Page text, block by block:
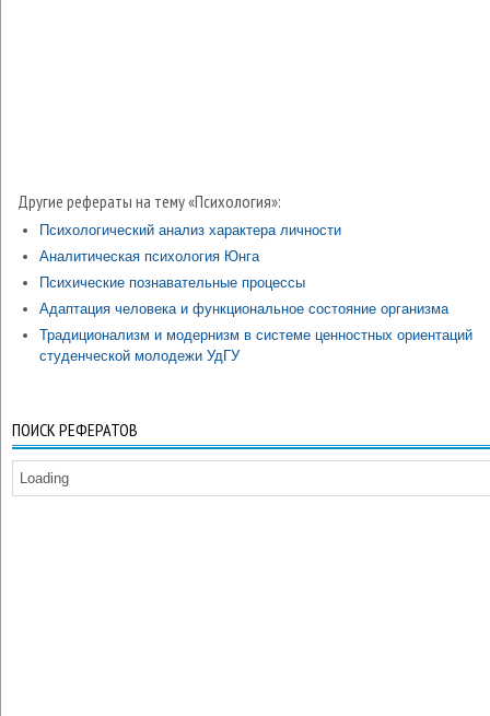
Другие рефераты на тему «Психология»:
Психологический анализ характера личности
Аналитическая психология Юнга
Психические познавательные процессы
Адаптация человека и функциональное состояние организма
Традиционализм и модернизм в системе ценностных ориентаций
студенческой молодежи УдГУ
ПОИСК РЕФЕРАТОВ
Loading